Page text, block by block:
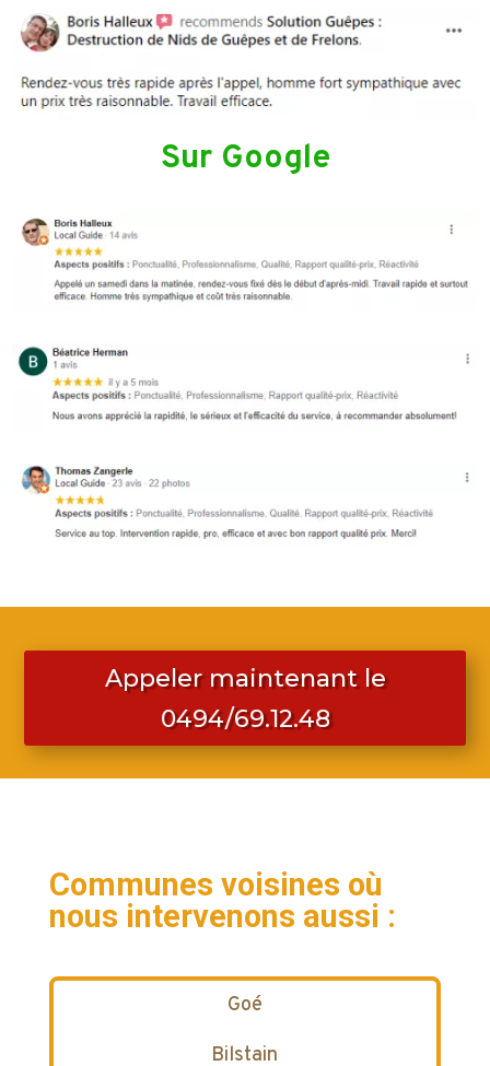
Sur Google
Appeler maintenant le
0494/69.12.48
Communes voisines où
nous intervenons aussi :
Goé
Bilstain